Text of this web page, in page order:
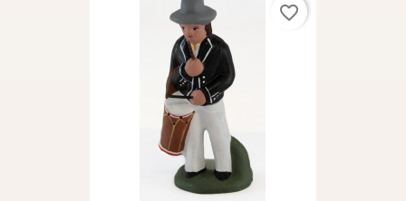
favorite_border